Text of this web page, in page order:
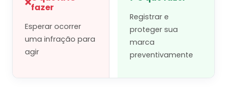
❌fazer
Esperar ocorrer
uma infração para
agir
Registrar e
proteger sua
marca
preventivamente